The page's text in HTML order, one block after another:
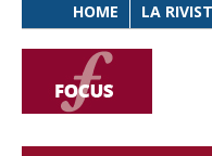
HOME LA